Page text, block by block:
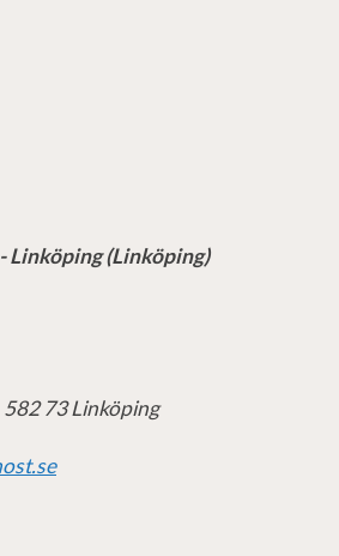
Linköping (Linköping)
73 Linköping